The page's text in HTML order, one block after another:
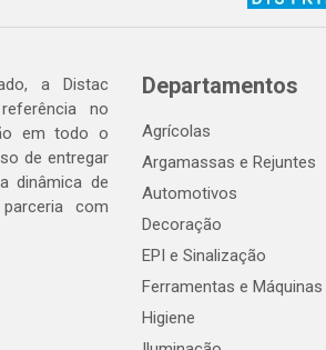
a Distac
no
em todo o
de entregar
dinâmica de
com
Departamentos
Agrícolas
Argamassas e Rejuntes
Automotivos
Decoração
EPI e Sinalização
Ferramentas e Máquinas
Higiene